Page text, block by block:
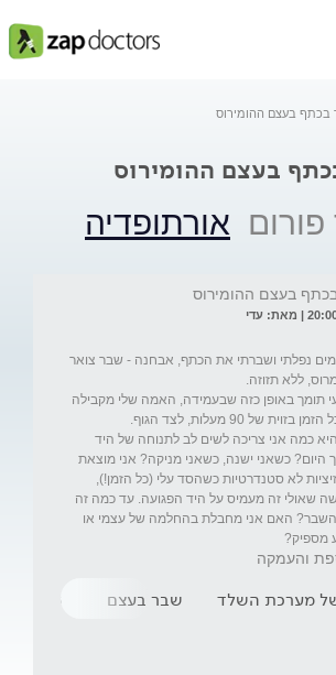
בכתף בעצם ההומירוס
בעצם ההומירוס
פורום אורתופדיה
בעצם ההומירוס
נפלתי ושברתי את הכתף, אבחנה - שבר צואר
תומך באופן כזה שבעמידה, האמה שלי מקבילה
כמה אני צריכה לשים לב לתנוחה של היד
היום? כשאני ישנה, כשאני מניקה? אני מוצאת
לא סטנדרטיות כשהסד עלי (כל הזמן!),
שאולי זה מעמיס על היד הפגועה. עד כמה זה
השבר? האם אני מחבלת בהחלמה של עצמי או
מספיק?
והעמקה
מערכת השלד שבר בעצם שבר